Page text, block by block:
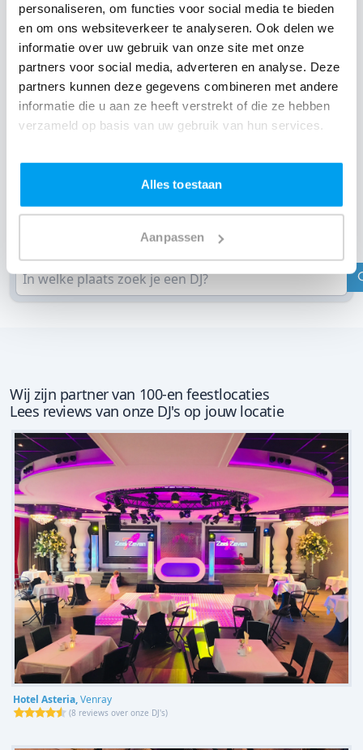
personaliseren, om functies voor social media te bieden
en om ons websiteverkeer te analyseren. Ook delen we
informatie over uw gebruik van onze site met onze
partners voor social media, adverteren en analyse. Deze
partners kunnen deze gegevens combineren met andere
informatie die u aan ze heeft verstrekt of die ze hebben
verzameld op basis van uw gebruik van hun services.
Alles toestaan
Aanpassen
vrijdag 21 aug 2026 Geldrop
feest
vrijdag 21 aug 2026 bruiloft Gemert
DJ huren in jouw regio?
Wij zijn partner van 100-en feestlocaties
Lees reviews van onze DJ's op jouw locatie
Hotel Asteria,Venray
(8 reviews over onze DJ's)